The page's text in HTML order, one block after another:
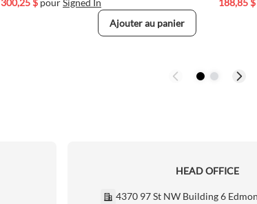
300,25 $ pourSigned In
Ajouter au panier
188,85 $
HEAD OFFICE
4370 97 St NW Building 6